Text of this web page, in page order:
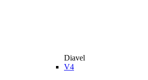
Diavel
V4